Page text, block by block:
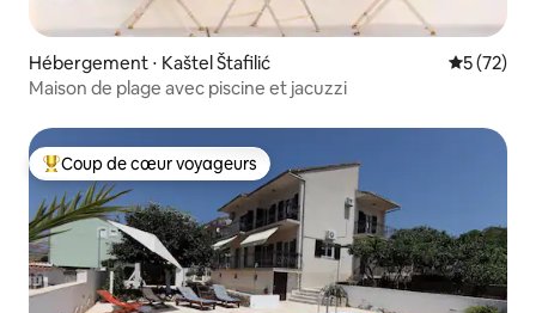
Hébergement ⋅ Kaštel Štafilić
5 (72)
Maison de plage avec piscine et jacuzzi
Coups de cœur voyageurs les plus appréciés
Coup de cœur voyageurs